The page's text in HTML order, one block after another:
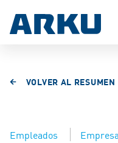
VOLVER AL RESUMEN
Empleados Empresa